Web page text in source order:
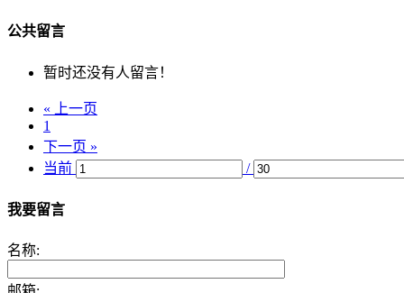
公共留言
暂时还没有人留言！
« 上一页
1
下一页 »
当前
/
我要留言
名称: